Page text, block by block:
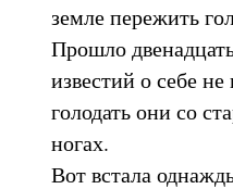
земле пережить
Прошло
известий о себе
голодать они со
ногах.
Вот встала